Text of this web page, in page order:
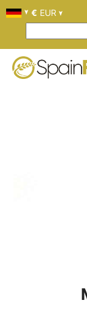
€ EUR